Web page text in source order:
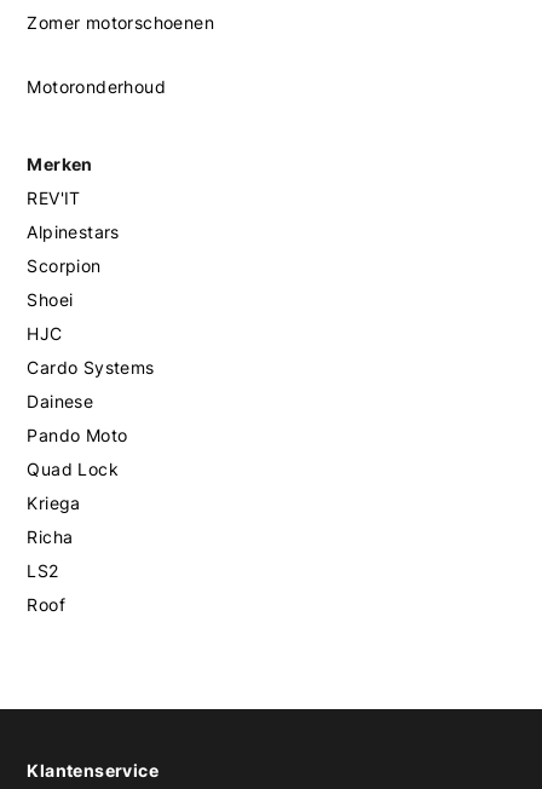
Zomer motorschoenen
Motoronderhoud
Merken
REV'IT
Alpinestars
Scorpion
Shoei
HJC
Cardo Systems
Dainese
Pando Moto
Quad Lock
Kriega
Richa
LS2
Roof
Klantenservice